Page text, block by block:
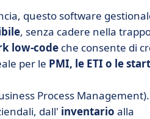
questo software
, senza cadere nella
low-code che consente di
per le PMI, le ETI o le
Process
dall' inventario alla